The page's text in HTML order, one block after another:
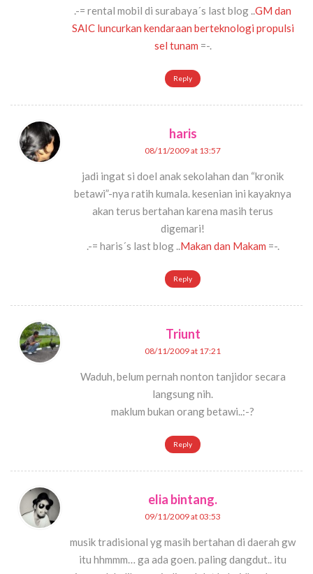
.-= rental mobil di surabaya´s last blog ..GM dan
SAIC luncurkan kendaraan berteknologi propulsi
sel tunam =-.
Reply
haris
08/11/2009 at 13:57
jadi ingat si doel anak sekolahan dan “kronik
betawi”-nya ratih kumala. kesenian ini kayaknya
akan terus bertahan karena masih terus
digemari!
.-= haris´s last blog ..Makan dan Makam =-.
Reply
Triunt
08/11/2009 at 17:21
Waduh, belum pernah nonton tanjidor secara
langsung nih.
maklum bukan orang betawi..:-?
Reply
elia bintang.
09/11/2009 at 03:53
musik tradisional yg masih bertahan di daerah gw
itu hhmmm… ga ada goen. paling dangdut.. itu